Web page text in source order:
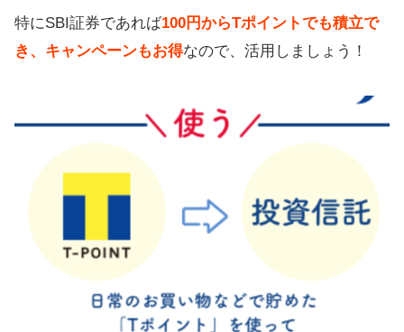
特にSBI証券であれば100円からTポイントでも積立で
き、キャンペーンもお得なので、活用しましょう！